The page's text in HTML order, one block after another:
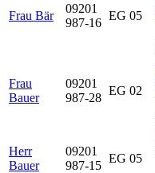
Frau Bär
09201
987-16
EG 05
Frau
Bauer
09201
987-28
EG 02
Herr
Bauer
09201
987-15
EG 05